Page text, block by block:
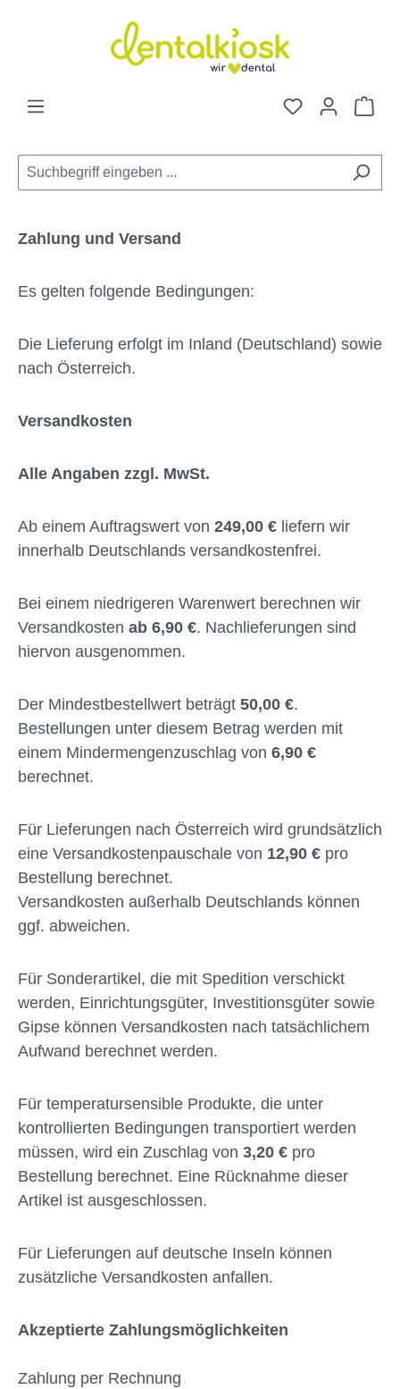
Zum Hauptinhalt springen
Du hast 0
Zahlung und Versand
Es gelten folgende Bedingungen:
Die Lieferung erfolgt im Inland (Deutschland) sowie
nach Österreich.
Versandkosten
Alle Angaben zzgl. MwSt.
Ab einem Auftragswert von 249,00 € liefern wir
innerhalb Deutschlands versandkostenfrei.
Bei einem niedrigeren Warenwert berechnen wir
Versandkosten ab 6,90 €. Nachlieferungen sind
hiervon ausgenommen.
Der Mindestbestellwert beträgt 50,00 €.
Bestellungen unter diesem Betrag werden mit
einem Mindermengenzuschlag von 6,90 €
berechnet.
Für Lieferungen nach Österreich wird grundsätzlich
eine Versandkostenpauschale von 12,90 € pro
Bestellung berechnet.
Versandkosten außerhalb Deutschlands können
ggf. abweichen.
Für Sonderartikel, die mit Spedition verschickt
werden, Einrichtungsgüter, Investitionsgüter sowie
Gipse können Versandkosten nach tatsächlichem
Aufwand berechnet werden.
Für temperatursensible Produkte, die unter
kontrollierten Bedingungen transportiert werden
müssen, wird ein Zuschlag von 3,20 € pro
Bestellung berechnet. Eine Rücknahme dieser
Artikel ist ausgeschlossen.
Für Lieferungen auf deutsche Inseln können
zusätzliche Versandkosten anfallen.
Akzeptierte Zahlungsmöglichkeiten
Zahlung per Rechnung